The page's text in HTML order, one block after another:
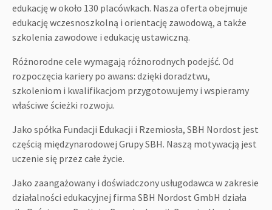
edukację w około 130 placówkach. Nasza oferta obejmuje
edukację wczesnoszkolną i orientację zawodową, a także
szkolenia zawodowe i edukację ustawiczną.
Różnorodne cele wymagają różnorodnych podejść. Od
rozpoczęcia kariery po awans: dzięki doradztwu,
szkoleniom i kwalifikacjom przygotowujemy i wspieramy
właściwe ścieżki rozwoju.
Jako spółka Fundacji Edukacji i Rzemiosła, SBH Nordost jest
częścią międzynarodowej Grupy SBH. Naszą motywacją jest
uczenie się przez całe życie.
Jako zaangażowany i doświadczony usługodawca w zakresie
działalności edukacyjnej firma SBH Nordost GmbH działa